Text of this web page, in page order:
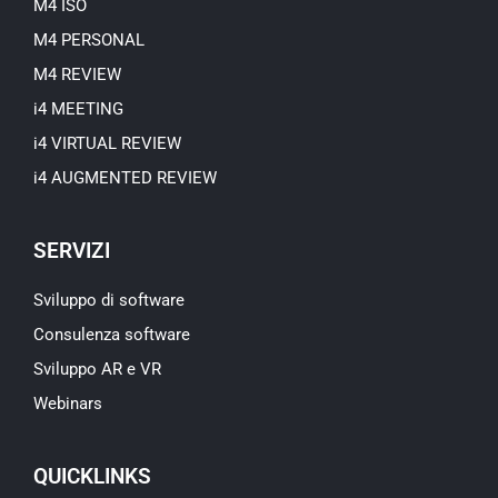
M4 ISO
M4 PERSONAL
M4 REVIEW
i4 MEETING
i4 VIRTUAL REVIEW
i4 AUGMENTED REVIEW
SERVIZI
Sviluppo di software
Consulenza software
Sviluppo AR e VR
Webinars
QUICKLINKS